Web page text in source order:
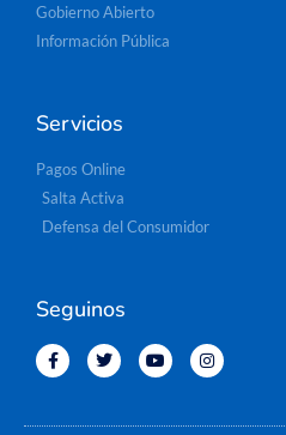
Gobierno Abierto
Información Pública
Servicios
Pagos Online
Salta Activa
Defensa del Consumidor
Seguinos